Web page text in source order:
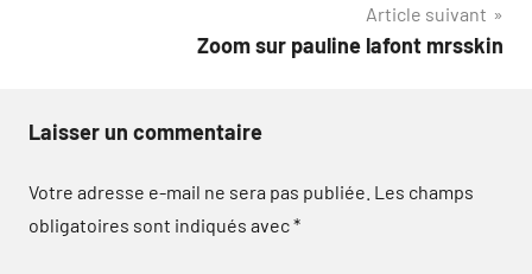
Article suivant
Zoom sur pauline lafont mrsskin
Laisser un commentaire
Votre adresse e-mail ne sera pas publiée. Les champs
obligatoires sont indiqués avec*